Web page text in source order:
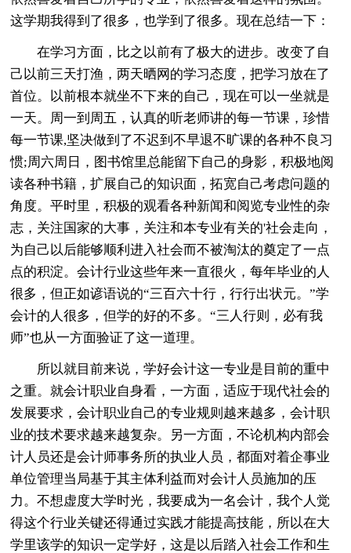
这学期我得到了很多，也学到了很多。现在总结一下：
在学习方面，比之以前有了极大的进步。改变了自
己以前三天打渔，两天晒网的学习态度，把学习放在了
首位。以前根本就坐不下来的自己，现在可以一坐就是
一天。周一到周五，认真的听老师讲的每一节课，珍惜
每一节课,坚决做到了不迟到不早退不旷课的各种不良习
惯;周六周日，图书馆里总能留下自己的身影，积极地阅
读各种书籍，扩展自己的知识面，拓宽自己考虑问题的
角度。平时里，积极的观看各种新闻和阅览专业性的杂
志，关注国家的大事，关注和本专业有关的'社会走向，
为自己以后能够顺利进入社会而不被淘汰的奠定了一点
点的积淀。会计行业这些年来一直很火，每年毕业的人
很多，但正如谚语说的“三百六十行，行行出状元。”学
会计的人很多，但学的好的不多。“三人行则，必有我
师”也从一方面验证了这一道理。
所以就目前来说，学好会计这一专业是目前的重中
之重。就会计职业自身看，一方面，适应于现代社会的
发展要求，会计职业自己的专业规则越来越多，会计职
业的技术要求越来越复杂。另一方面，不论机构内部会
计人员还是会计师事务所的执业人员，都面对着企事业
单位管理当局基于其主体利益而对会计人员施加的压
力。不想虚度大学时光，我要成为一名会计，我个人觉
得这个行业关键还得通过实践才能提高技能，所以在大
学里该学的知识一定学好，这是以后踏入社会工作和生